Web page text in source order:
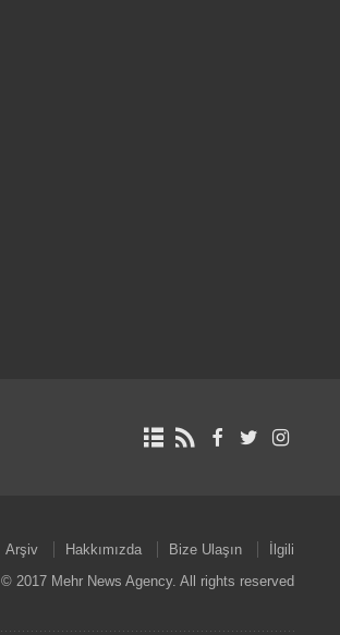
Arşiv Hakkımızda Bize Ulaşın
İlgili
© 2017 Mehr News Agency. All rights reserved